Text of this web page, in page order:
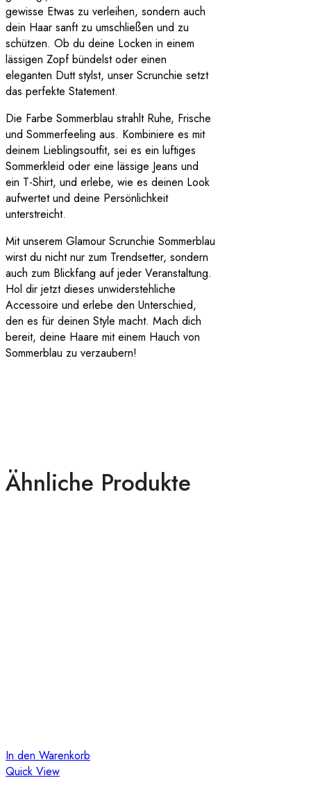
gewisse Etwas zu verleihen, sondern auch
dein Haar sanft zu umschließen und zu
schützen. Ob du deine Locken in einem
lässigen Zopf bündelst oder einen
eleganten Dutt stylst, unser Scrunchie setzt
das perfekte Statement.
Die Farbe Sommerblau strahlt Ruhe, Frische
und Sommerfeeling aus. Kombiniere es mit
deinem Lieblingsoutfit, sei es ein luftiges
Sommerkleid oder eine lässige Jeans und
ein T-Shirt, und erlebe, wie es deinen Look
aufwertet und deine Persönlichkeit
unterstreicht.
Mit unserem Glamour Scrunchie Sommerblau
wirst du nicht nur zum Trendsetter, sondern
auch zum Blickfang auf jeder Veranstaltung.
Hol dir jetzt dieses unwiderstehliche
Accessoire und erlebe den Unterschied,
den es für deinen Style macht. Mach dich
bereit, deine Haare mit einem Hauch von
Sommerblau zu verzaubern!
Ähnliche Produkte
In den Warenkorb
Quick View